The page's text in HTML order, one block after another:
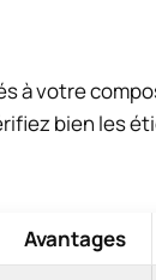
à votre
bien les
Avantages